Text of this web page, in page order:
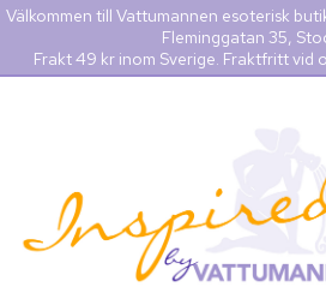
Välkommen till Vattumannen esoterisk
Fleminggatan 35,
Frakt 49 kr inom Sverige. Fraktfritt vid